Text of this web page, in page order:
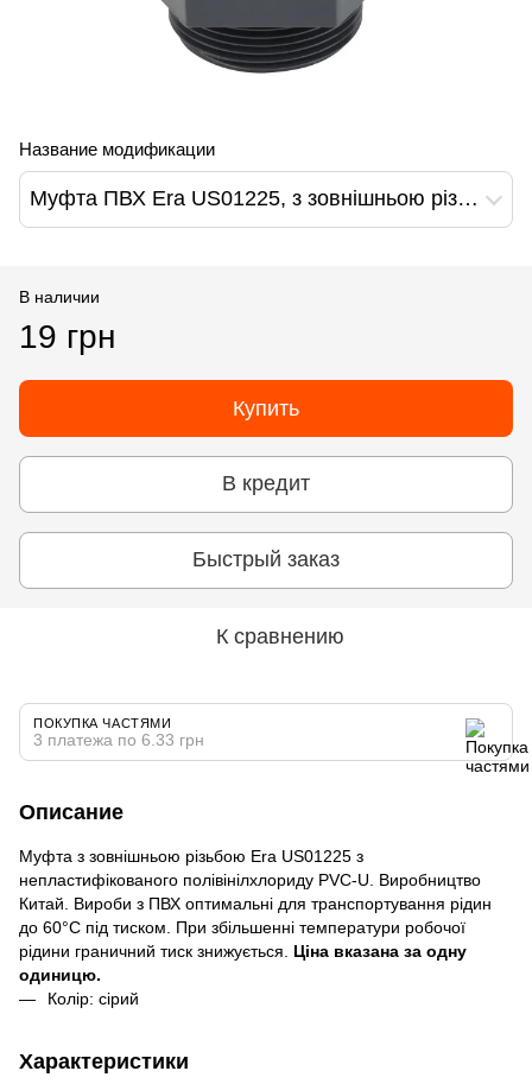
Название модификации
Муфта ПВХ Era US01225, з зовнішньою різьбою d25х3/4"
В наличии
19 грн
Купить
В кредит
Быстрый заказ
К сравнению
ПОКУПКА ЧАСТЯМИ
3 платежа по 6.33 грн
Описание
Муфта з зовнішньою різьбою Era US01225 з
непластифікованого полівінілхлориду PVC-U. Виробництво
Китай. Вироби з ПВХ оптимальні для транспортування рідин
до 60°C під тиском. При збільшенні температури робочої
рідини граничний тиск знижується. Ціна вказана за одну
одиницю.
Колір: сірий
Характеристики